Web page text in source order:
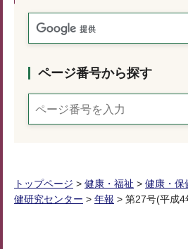
ページ番号から探す
トップページ > 健康・福祉 > 健康・保
健研究センター > 年報 > 第27号(平成4